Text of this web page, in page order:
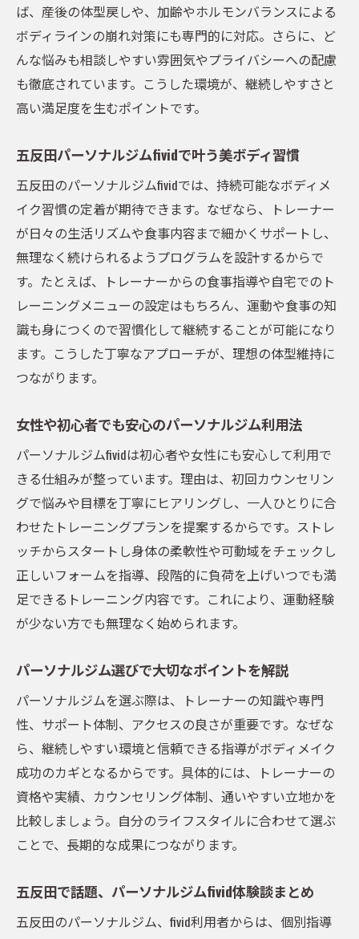
継続しやすいパーソナルジム選びの着眼点
五反田で通いやすいパーソナルジムの探し
方
女性目線で見るパーソナルジム選びの基準
安いパーソナルジムを選ぶ時の注意点まと
術
パーソナルジム体験で確かめる選び方の流
れ
女性トレーナー在籍ジムで安心のボディメイク
女性トレーナー在籍パーソナルジムの魅力
解説
五反田で安心できるパーソナルジムの選択
肢
ート力
パーソナルジムで女性が安心できる理由と
は
女性トレーナー指導のパーソナルジム体験
談
パーソナルジムで叶える快適なボディメイ
ク
パーソナルジム体験から始める新習慣づくり
ツ
体験を活かすパーソナルジム選びのポイン
ト
パーソナルジム体験時の持ち物と準備方法
体験後に続けやすいパーソナルジムの特徴
パーソナルジム体験を最大限活かす方法解
五反田で人気のパーソナルジム比較ポイント
五反田パーソナルジム比較の注目ポイント
ば、産後の体型戻しや、加齢やホルモンバランスによる
ボディラインの崩れ対策にも専門的に対応。さらに、ど
んな悩みも相談しやすい雰囲気やプライバシーへの配慮
も徹底されています。こうした環境が、継続しやすさと
高い満足度を生むポイントです。
五反田パーソナルジムfividで叶う美ボディ習慣
五反田のパーソナルジムfividでは、持続可能なボディメ
イク習慣の定着が期待できます。なぜなら、トレーナー
が日々の生活リズムや食事内容まで細かくサポートし、
無理なく続けられるようプログラムを設計するからで
す。たとえば、トレーナーからの食事指導や自宅でのト
レーニングメニューの設定はもちろん、運動や食事の知
識も身につくので習慣化して継続することが可能になり
ます。こうした丁寧なアプローチが、理想の体型維持に
つながります。
女性や初心者でも安心のパーソナルジム利用法
パーソナルジムfividは初心者や女性にも安心して利用で
きる仕組みが整っています。理由は、初回カウンセリン
グで悩みや目標を丁寧にヒアリングし、一人ひとりに合
わせたトレーニングプランを提案するからです。ストレ
ッチからスタートし身体の柔軟性や可動域をチェックし
正しいフォームを指導、段階的に負荷を上げいつでも満
足できるトレーニング内容です。これにより、運動経験
が少ない方でも無理なく始められます。
パーソナルジム選びで大切なポイントを解説
パーソナルジムを選ぶ際は、トレーナーの知識や専門
性、サポート体制、アクセスの良さが重要です。なぜな
ら、継続しやすい環境と信頼できる指導がボディメイク
成功のカギとなるからです。具体的には、トレーナーの
資格や実績、カウンセリング体制、通いやすい立地かを
比較しましょう。自分のライフスタイルに合わせて選ぶ
ことで、長期的な成果につながります。
五反田で話題、パーソナルジムfivid体験談まとめ
五反田のパーソナルジム、fivid利用者からは、個別指導